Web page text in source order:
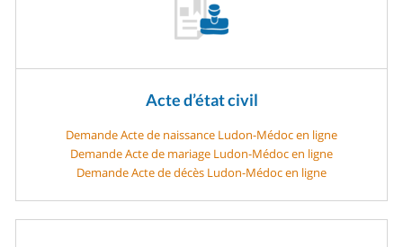
Acte d’état civil
Demande Acte de naissance Ludon-Médoc en ligne
Demande Acte de mariage Ludon-Médoc en ligne
Demande Acte de décès Ludon-Médoc en ligne